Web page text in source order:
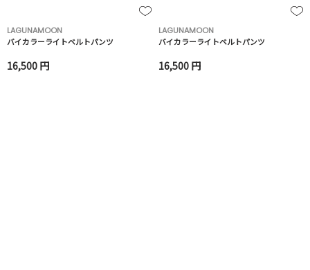
LAGUNAMOON
バイカラーライトベルトパンツ
16,500 円
LAGUNAMOON
バイカラーライトベルトパンツ
16,500 円